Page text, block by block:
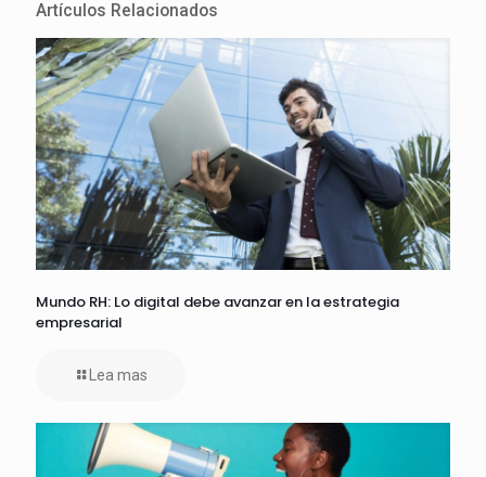
Artículos Relacionados
Mundo RH: Lo digital debe avanzar en la estrategia
empresarial
Lea mas